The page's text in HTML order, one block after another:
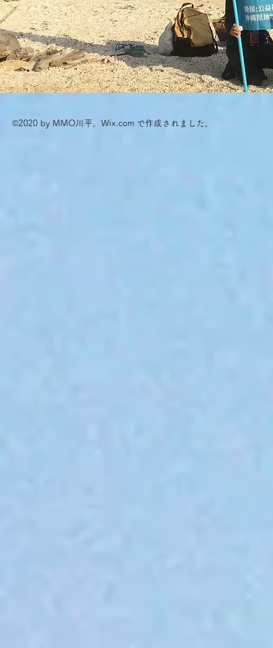
©2020 by MMO川平。Wix.com で作成されました。